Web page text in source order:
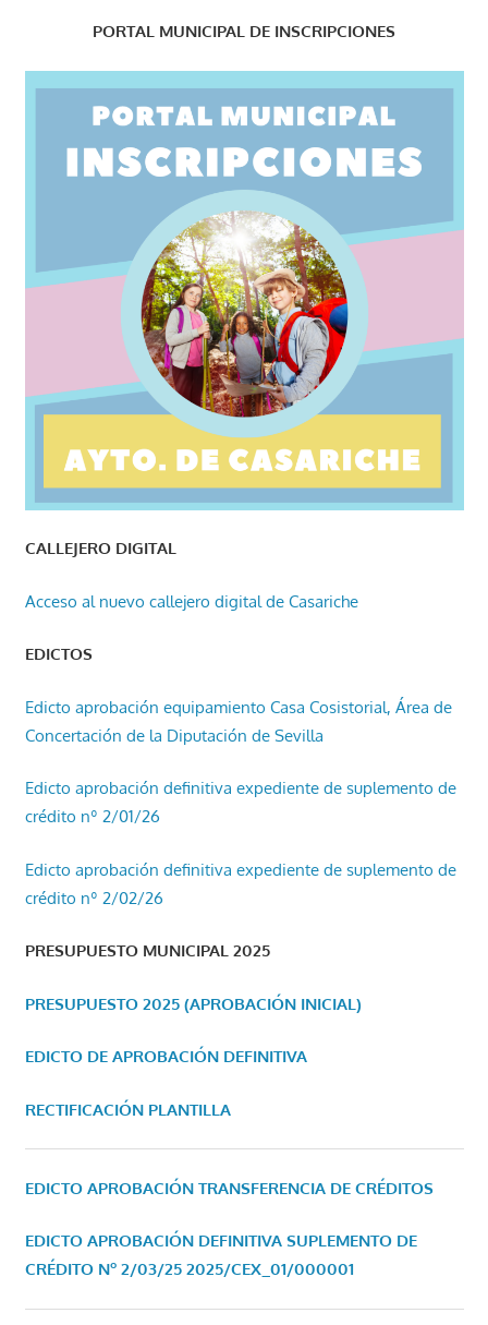
PORTAL MUNICIPAL DE INSCRIPCIONES
CALLEJERO DIGITAL
Acceso al nuevo callejero digital de Casariche
EDICTOS
Edicto aprobación equipamiento Casa Cosistorial, Área de
Concertación de la Diputación de Sevilla
Edicto aprobación definitiva expediente de suplemento de
crédito nº 2/01/26
Edicto aprobación definitiva expediente de suplemento de
crédito nº 2/02/26
PRESUPUESTO MUNICIPAL 2025
PRESUPUESTO 2025 (APROBACIÓN INICIAL)
EDICTO DE APROBACIÓN DEFINITIVA
RECTIFICACIÓN PLANTILLA
EDICTO APROBACIÓN TRANSFERENCIA DE CRÉDITOS
EDICTO APROBACIÓN DEFINITIVA SUPLEMENTO DE
CRÉDITO Nº 2/03/25 2025/CEX_01/000001